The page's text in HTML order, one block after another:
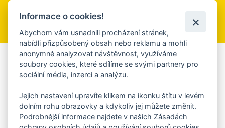
Přihlásit se k odběru
Aplikace Mobilní rozhlas
Chcete dostávat do svého mobilu či mailu upozornění na
ankety, pozvánky na kulturní a sportovní akce?
Více informací o aplikaci
Informace o cookies!
Abychom vám usnadnili procházení stránek,
nabídli přizpůsobený obsah nebo reklamu a mohli
anonymně analyzovat návštěvnost, využíváme
soubory cookies, které sdílíme se svými partnery pro
sociální média, inzerci a analýzu.
Jejich nastavení upravíte klikem na ikonku štítu v levém
dolním rohu obrazovky a kdykoliv jej můžete změnit.
Podrobnější informace najdete v našich Zásadách